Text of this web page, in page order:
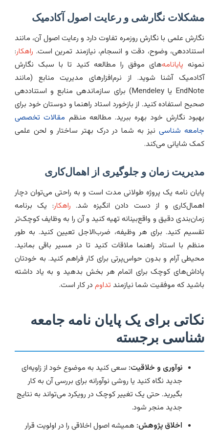
مشکلات نگارشی و رعایت اصول آکادمیک
نگارش علمی با نگارش روزمره تفاوت دارد و رعایت اصول آن، مانند
استناددهی، وضوح، دقت و انسجام، نیازمند تمرین است. راهکار:
نمونه پایانامه‌های موفق را مطالعه کنید تا با سبک نگارش
آکادمیک آشنا شوید. از نرم‌افزارهای مدیریت منابع (مانند
EndNote یا Mendeley) برای سازماندهی منابع و استناددهی
صحیح استفاده کنید. از بازخورد استاد راهنما و دوستان خود برای
بهبود نگارش خود بهره ببرید. مطالعه منظم مقالات تخصصی
جامعه شناسینیز به شما در درک بهتر ساختار و لحن علمی
کمک شایانی می‌کند.
مدیریت زمان و جلوگیری از اهمال‌کاری
پایان نامه یک پروژه طولانی مدت است و به راحتی می‌توان دچار
اهمال‌کاری و از دست دادن انگیزه شد. راهکار: یک برنامه
زمان‌بندی دقیق و واقع‌بینانه تهیه کنید و آن را به وظایف کوچک‌تر
تقسیم کنید. برای هر وظیفه، ضرب‌الاجل تعیین کنید. به طور
منظم با استاد راهنما ملاقات کنید تا در مسیر باقی بمانید.
محیطی آرام و بدون حواس‌پرتی برای کار فراهم کنید. به خودتان
پاداش‌های کوچک برای اتمام هر بخش بدهید و به یاد داشته
باشید که موفقیت شما نیازمند تداوم در کار است.
نکاتی برای یک پایان نامه جامعه
شناسی برجسته
نوآوری و خلاقیت: سعی کنید به موضوع خود از زاویه‌ای
جدید نگاه کنید یا روشی نوآورانه برای بررسی آن به کار
بگیرید. حتی یک تغییر کوچک در رویکرد می‌تواند به نتایج
جدید منجر شود.
اخلاق پژوهش: همیشه اصول اخلاقی را در اولویت قرار